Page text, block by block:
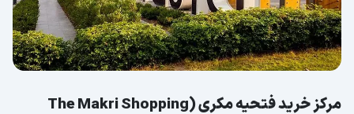
مرکز خرید فتحیه مکری (The Makri Shopping